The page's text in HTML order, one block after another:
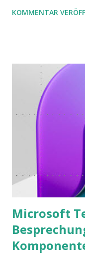
möchte. Darin habe
KOMMENTAR
Microsoft